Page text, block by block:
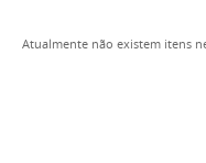
Atualmente não existem itens